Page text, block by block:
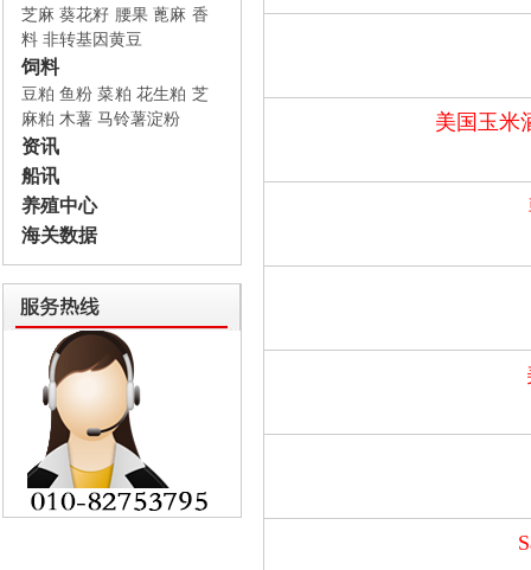
芝麻 葵花籽 腰果 蓖麻 香
料 非转基因黄豆
饲料
豆粕 鱼粉 菜粕 花生粕 芝
麻粕 木薯 马铃薯淀粉
资讯
船讯
养殖中心
海关数据
美国玉米